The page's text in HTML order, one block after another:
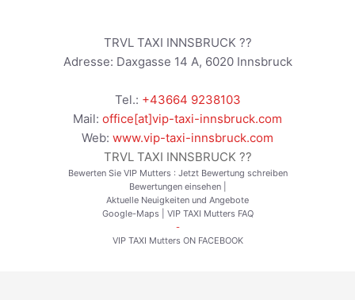
TRVL TAXI INNSBRUCK ??
Adresse: Daxgasse 14 A, 6020 Innsbruck
Tel.: +43664 9238103
Mail: office[at]vip-taxi-innsbruck.com
Web: www.vip-taxi-innsbruck.com
TRVL TAXI INNSBRUCK ??
Bewerten Sie VIP Mutters : Jetzt Bewertung schreiben
Bewertungen einsehen|
Aktuelle Neuigkeiten und Angebote
Google-Maps
VIP TAXI Mutters FAQ
-
VIP TAXI Mutters ON FACEBOOK